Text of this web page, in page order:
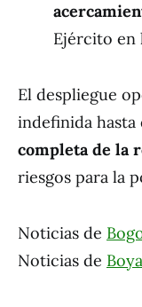
Ejército en
El despliegue
indefinida hasta
completa de la
riesgos para la
Noticias de
Noticias de